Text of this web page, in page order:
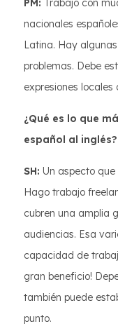
PM: Trabajo con
nacionales
Latina. Hay
problemas. Debe
expresiones
¿Qué es lo que
español al inglés?
SH: Un aspecto
Hago trabajo
cubren una amplia
audiencias. Esa
capacidad de
gran beneficio!
también puede
punto.